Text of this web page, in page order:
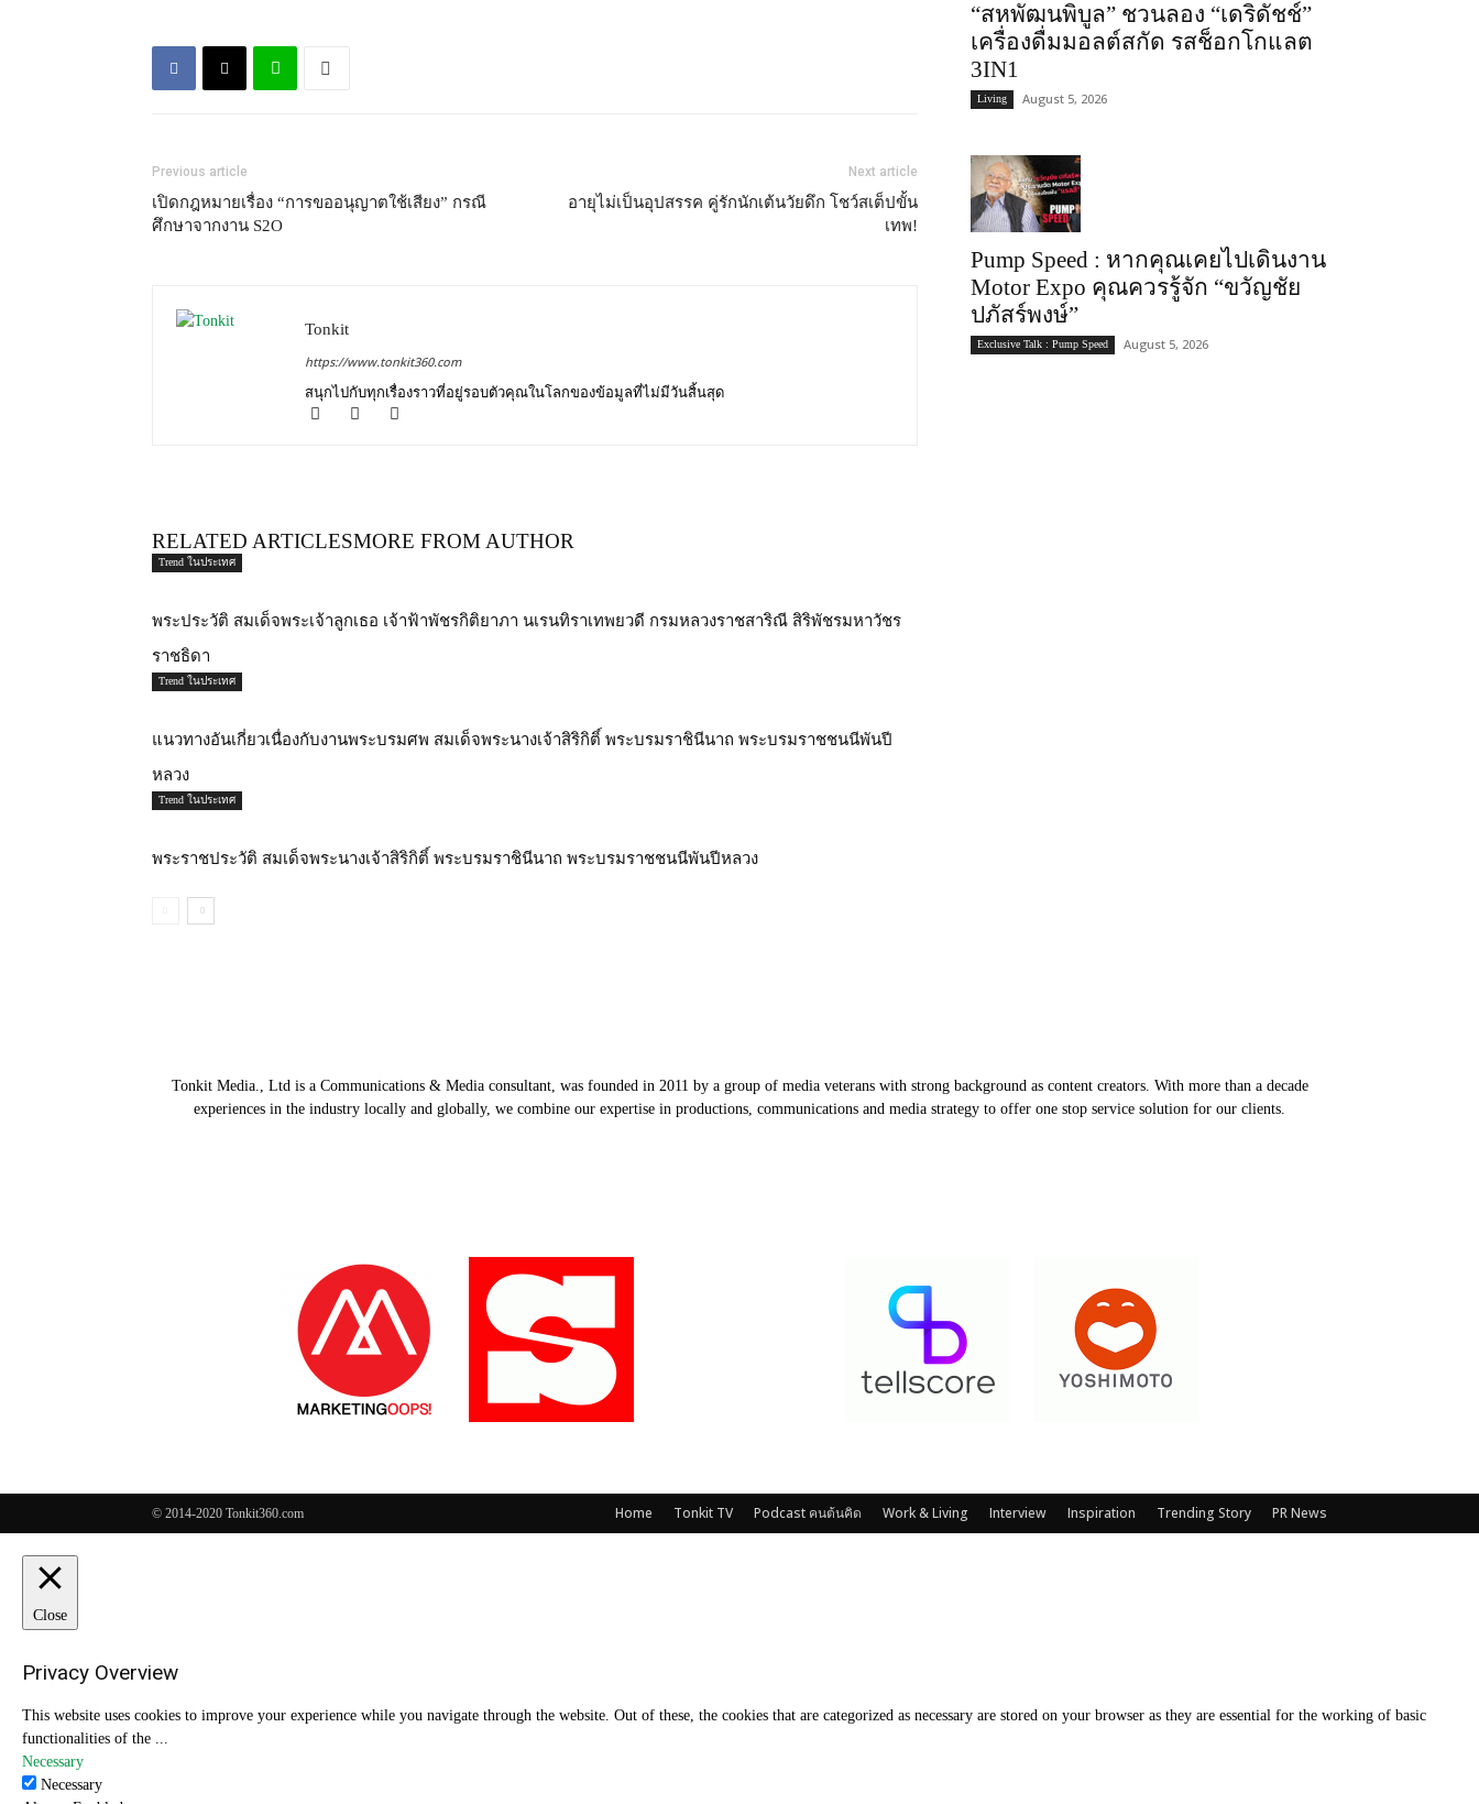
Previous article
เปิดกฎหมายเรื่อง “การขออนุญาตใช้เสียง” กรณี
ศึกษาจากงาน S2O
Next article
อายุไม่เป็นอุปสรรค คู่รักนักเต้นวัยดึก โชว์สเต็ปขั้น
เทพ!
Tonkit
https://www.tonkit360.com
สนุกไปกับทุกเรื่องราวที่อยู่รอบตัวคุณในโลกของข้อมูลที่ไม่มีวันสิ้นสุด
RELATED ARTICLESMORE FROM AUTHOR
Trend ในประเทศ
พระประวัติ สมเด็จพระเจ้าลูกเธอ เจ้าฟ้าพัชรกิติยาภา นเรนทิราเทพยวดี กรมหลวงราชสาริณี สิริพัชรมหาวัชร
ราชธิดา
Trend ในประเทศ
แนวทางอันเกี่ยวเนื่องกับงานพระบรมศพ สมเด็จพระนางเจ้าสิริกิติ์ พระบรมราชินีนาถ พระบรมราชชนนีพันปี
หลวง
Trend ในประเทศ
พระราชประวัติ สมเด็จพระนางเจ้าสิริกิติ์ พระบรมราชินีนาถ พระบรมราชชนนีพันปีหลวง
“สหพัฒนพิบูล” ชวนลอง “เดริดัชช์”
เครื่องดื่มมอลต์สกัด รสช็อกโกแลต
3IN1
Living August 5, 2026
Pump Speed : หากคุณเคยไปเดินงาน
Motor Expo คุณควรรู้จัก “ขวัญชัย
ปภัสร์พงษ์”
Exclusive Talk : Pump Speed August 5, 2026
Tonkit Media., Ltd is a Communications & Media consultant, was founded in 2011 by a group of media veterans with strong background as content creators. With more than a decade
experiences in the industry locally and globally, we combine our expertise in productions, communications and media strategy to offer one stop service solution for our clients.
Home Tonkit TV Podcast คนต้นคิด Work & Living Interview Inspiration Trending Story PR News
© 2014-2020 Tonkit360.com
Close
Privacy Overview
This website uses cookies to improve your experience while you navigate through the website. Out of these, the cookies that are categorized as necessary are stored on your browser as they are essential for the working of basic
functionalities of the ...
Necessary
Necessary